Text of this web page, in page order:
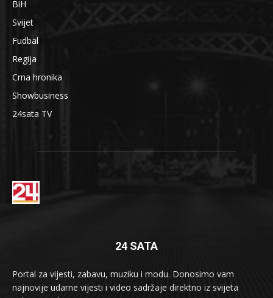
BiH
Svijet
Fudbal
Regija
Crna hronika
Showbusiness
24sata TV
24 SATA
Portal za vijesti, zabavu, muziku i modu. Donosimo vam
najnovije udarne vijesti i video sadržaje direktno iz svijeta